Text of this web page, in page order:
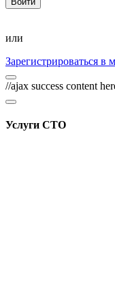
или
Зарегистрироваться в
//ajax success content
Услуги СТО